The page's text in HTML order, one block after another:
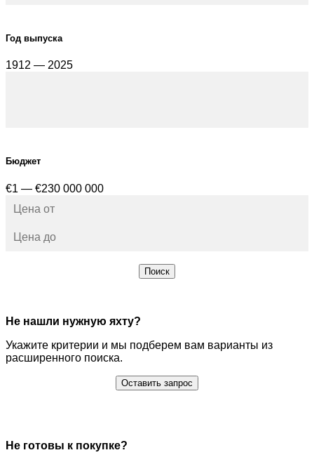
Год выпуска
1912 — 2025
Бюджет
€1 — €230 000 000
Поиск
Не нашли нужную яхту?
Укажите критерии и мы подберем вам варианты из
расширенного поиска.
Оставить запрос
Не готовы к покупке?